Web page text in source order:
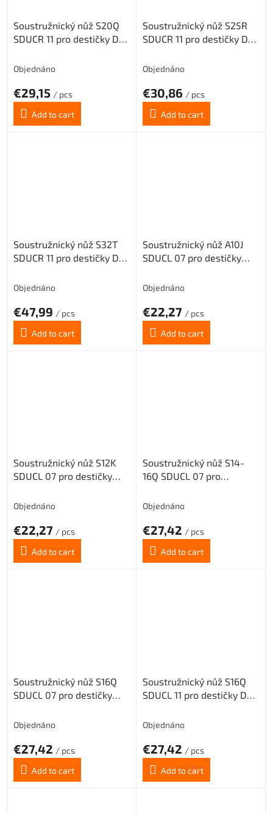
Soustružnický nůž S20Q
SDUCR 11 pro destičky DC..
Objednáno
€29,15 / pcs
Add to cart
Soustružnický nůž S25R
SDUCR 11 pro destičky DC..
Objednáno
€30,86 / pcs
Add to cart
Soustružnický nůž S32T
SDUCR 11 pro destičky DC..
Objednáno
€47,99 / pcs
Add to cart
Soustružnický nůž A10J
SDUCL 07 pro destičky
Objednáno
€22,27 / pcs
Add to cart
Soustružnický nůž S12K
SDUCL 07 pro destičky
Objednáno
€22,27 / pcs
Add to cart
Soustružnický nůž S14-
16Q SDUCL 07 pro
Objednáno
€27,42 / pcs
Add to cart
Soustružnický nůž S16Q
SDUCL 07 pro destičky
Objednáno
€27,42 / pcs
Add to cart
Soustružnický nůž S16Q
SDUCL 11 pro destičky DC..
Objednáno
€27,42 / pcs
Add to cart